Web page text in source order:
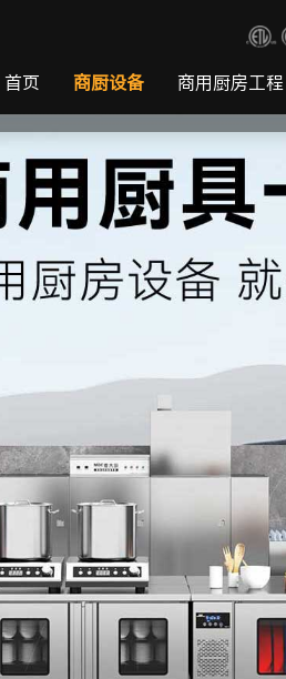
首页 商厨设备 商用厨房工程